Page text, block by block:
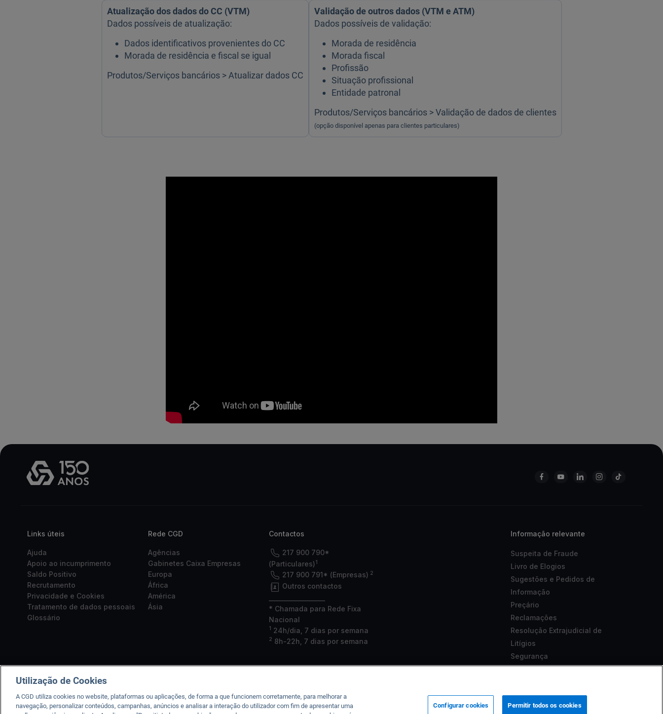
Atualização dos dados do CC (VTM)
Dados possíveis de atualização:
Dados identificativos provenientes do CC
Morada de residência e fiscal se igual
Produtos/Serviços bancários > Atualizar dados CC
Validação de outros dados (VTM e ATM)
Dados possíveis de validação:
Morada de residência
Morada fiscal
Profissão
Situação profissional
Entidade patronal
Produtos/Serviços bancários > Validação de dados de clientes
(opção disponível apenas para clientes particulares)
Links úteis
Ajuda
Apoio ao incumprimento
Saldo Positivo
Recrutamento
Privacidade e Cookies
Tratamento de dados pessoais
Glossário
Rede CGD
Agências
Gabinetes Caixa Empresas
Europa
África
América
Ásia
Contactos
217 900 790*
(Particulares)1
217 900 791* (Empresas) 2
Outros contactos
* Chamada para Rede Fixa
Nacional
1 24h/dia, 7 dias por semana
2 8h-22h, 7 dias por semana
Informação relevante
Suspeita de Fraude
Livro de Elogios
Sugestões e Pedidos de
Informação
Preçário
Reclamações
Resolução Extrajudicial de
Litígios
Segurança
Aviso Legal
Utilização de Cookies
A CGD utiliza cookies no website, plataformas ou aplicações, de forma a que funcionem corretamente, para melhorar a
navegação, personalizar conteúdos, campanhas, anúncios e analisar a interação do utilizador com fim de apresentar uma
Configurar cookies Permitir todos os cookies